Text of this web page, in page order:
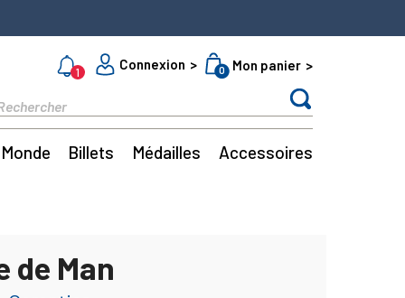
1
Connexion 0 Mon panier
Monde Billets Médailles Accessoires
de Man